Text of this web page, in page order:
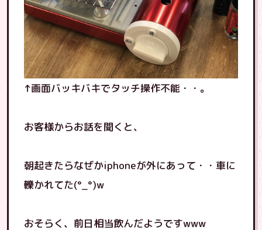
↑画面バッキバキでタッチ操作不能・・。
お客様からお話を聞くと、
朝起きたらなぜかiphoneが外にあって・・車に
轢かれてた(°_°)w
おそらく、前日相当飲んだようですwww